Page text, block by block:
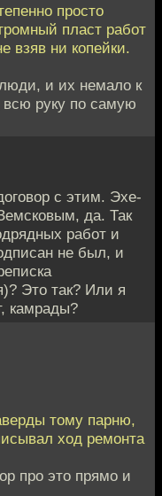
просто
пласт работ
взяв ни копейки.
и их немало к
руку по самую
с этим. Эхе-
да. Так
работ и
не был, и
Это так? Или я
камрады?
тому парню,
ход ремонта
про это прямо и